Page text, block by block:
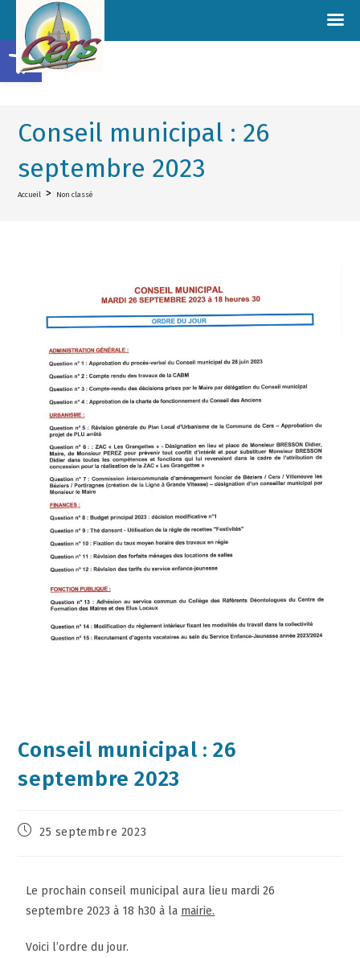
Conseil municipal : 26
septembre 2023
Accueil > Non classé
Conseil municipal : 26
septembre 2023
25 septembre 2023
Le prochain conseil municipal aura lieu mardi 26
septembre 2023 à 18 h30 à la mairie.
Voici l’ordre du jour.
Ouvrir la barre d’outils